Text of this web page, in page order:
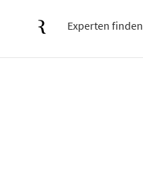
Experten finden